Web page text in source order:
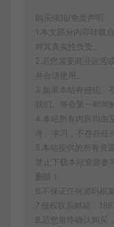
购买须知/免责声明
1.本文部分内容转载
对其真实性负责。
2.若您需要商业运营
并合法使用。
3.如果本站有侵犯、
我们。将会第一时间
4.本站所有内容均由
考、学习，不存在任
5.本站提供的所有资
禁止下载本站资源参
删除！
6.不保证任何源码框
7.侵权联系邮箱：
8.若您最终确认购买